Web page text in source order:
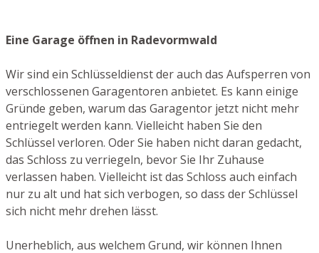
Eine Garage öffnen in Radevormwald
Wir sind ein Schlüsseldienst der auch das Aufsperren von
verschlossenen Garagentoren anbietet. Es kann einige
Gründe geben, warum das Garagentor jetzt nicht mehr
entriegelt werden kann. Vielleicht haben Sie den
Schlüssel verloren. Oder Sie haben nicht daran gedacht,
das Schloss zu verriegeln, bevor Sie Ihr Zuhause
verlassen haben. Vielleicht ist das Schloss auch einfach
nur zu alt und hat sich verbogen, so dass der Schlüssel
sich nicht mehr drehen lässt.
Unerheblich, aus welchem Grund, wir können Ihnen